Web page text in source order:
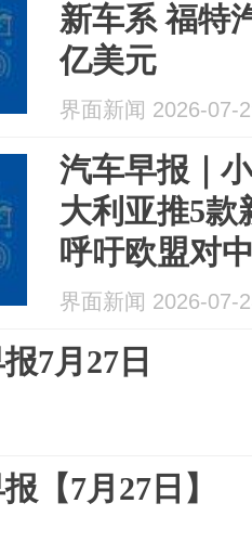
新车系 福特
亿美元
界面新闻 2026-07-
汽车早报｜
大利亚推5款
呼吁欧盟对
税
界面新闻 2026-07-
7月27日
【7月27日】